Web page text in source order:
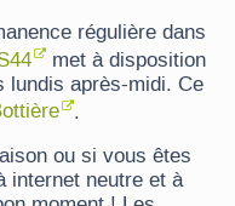
régulière dans
met à disposition
lundis après-midi. Ce
.
ou si vous êtes
internet neutre et à